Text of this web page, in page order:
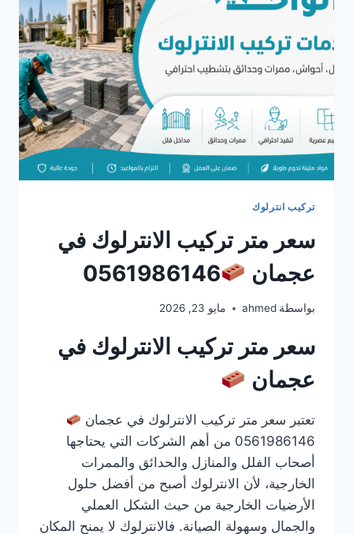
تركيب انترلوك
سعر متر تركيب الانترلوك في
عجمان
0561986146
بواسطة ahmed مايو 23, 2026
سعر متر تركيب الانترلوك في
عجمان
تعتبر سعر متر تركيب الانترلوك في عجمان
0561986146 من أهم الشركات التي يحتاجها
أصحاب الفلل والمنازل والحدائق والممرات
الخارجية، لأن الانترلوك أصبح من أفضل حلول
الأرضيات الخارجية من حيث الشكل العملي
والجمال وسهولة الصيانة. فالانترلوك لا يمنح المكان